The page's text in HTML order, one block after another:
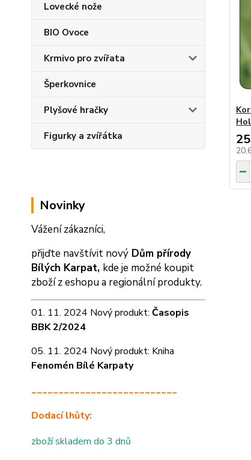
Lovecké nože
BIO Ovoce
Krmivo pro zvířata
Šperkovnice
Plyšové hračky
Figurky a zvířátka
Novinky
Vážení zákazníci,
přijďte navštívit nový Dům přírody
Bílých Karpat, kde je možné koupit
zboží z eshopu a regionální produkty.
01. 11. 2024 Nový produkt: Časopis
BBK 2/2024
05. 11. 2024 Nový produkt: Kniha
Fenomén Bílé Karpaty
___________________________
Dodací lhůty:
zboží skladem do 3 dnů